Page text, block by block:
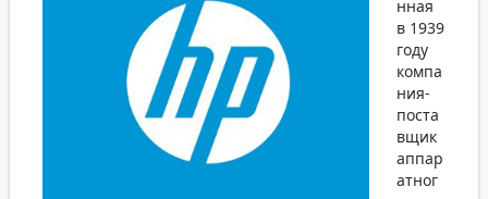
нная
в 1939
году
компа
ния-
поста
вщик
аппар
атног